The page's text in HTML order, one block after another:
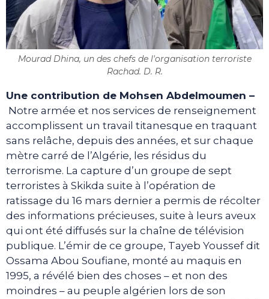
Mourad Dhina, un des chefs de l'organisation terroriste
Rachad. D. R.
Une contribution de Mohsen Abdelmoumen –
Notre armée et nos services de renseignement
accomplissent un travail titanesque en traquant
sans relâche, depuis des années, et sur chaque
mètre carré de l’Algérie, les résidus du
terrorisme. La capture d’un groupe de sept
terroristes à Skikda suite à l’opération de
ratissage du 16 mars dernier a permis de récolter
des informations précieuses, suite à leurs aveux
qui ont été diffusés sur la chaîne de télévision
publique. L’émir de ce groupe, Tayeb Youssef dit
Ossama Abou Soufiane, monté au maquis en
1995, a révélé bien des choses – et non des
moindres – au peuple algérien lors de son